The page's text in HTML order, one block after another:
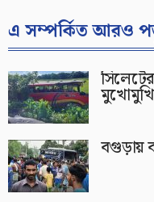
এ সম্পর্কিত আরও
মুখোমুখি
বগুড়ায়